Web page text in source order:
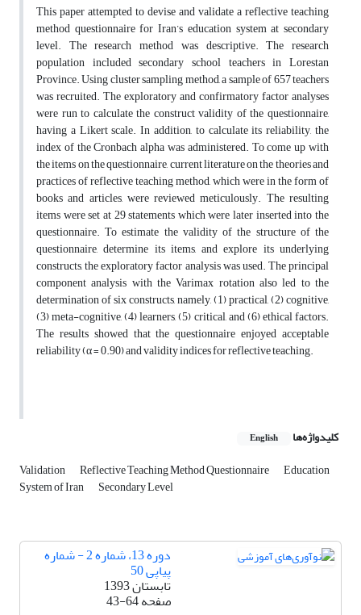
This paper attempted to devise and validate a reflective teaching
method questionnaire for Iran’s education system at secondary
level. The research method was descriptive. The research
population included secondary school teachers in Lorestan
Province. Using cluster sampling method, a sample of 657 teachers
was recruited. The exploratory and confirmatory factor analyses
were run to calculate the construct validity of the questionnaire,
having a Likert scale. In addition, to calculate its reliability, the
index of the Cronbach alpha was administered. To come up with
the items on the questionnaire, current literature on the theories and
practices of reflective teaching method, which were in the form of
books and articles, were reviewed meticulously. The resulting
items were set at 29 statements which were later inserted into the
questionnaire. To estimate the validity of the structure of the
questionnaire, determine its items, and explore its underlying
constructs, the exploratory factor analysis was used. The principal
component analysis with the Varimax rotation also led to the
determination of six constructs, namely, (1) practical, (2) cognitive,
(3) meta-cognitive, (4) learners, (5) critical, and (6) ethical factors.
The results showed that the questionnaire enjoyed acceptable
reliability (α = 0.90) and validity indices for reflective teaching.
کلیدواژه‌ها English
Validation Reflective Teaching Method Questionnaire Education
System of Iran Secondary Level
دوره 13، شماره 2 - شماره
پیاپی 50
تابستان 1393
صفحه43-64